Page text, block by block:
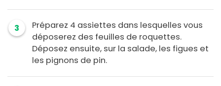
3
Préparez 4 assiettes dans lesquelles vous
déposerez des feuilles de roquettes.
Déposez ensuite, sur la salade, les figues et
les pignons de pin.